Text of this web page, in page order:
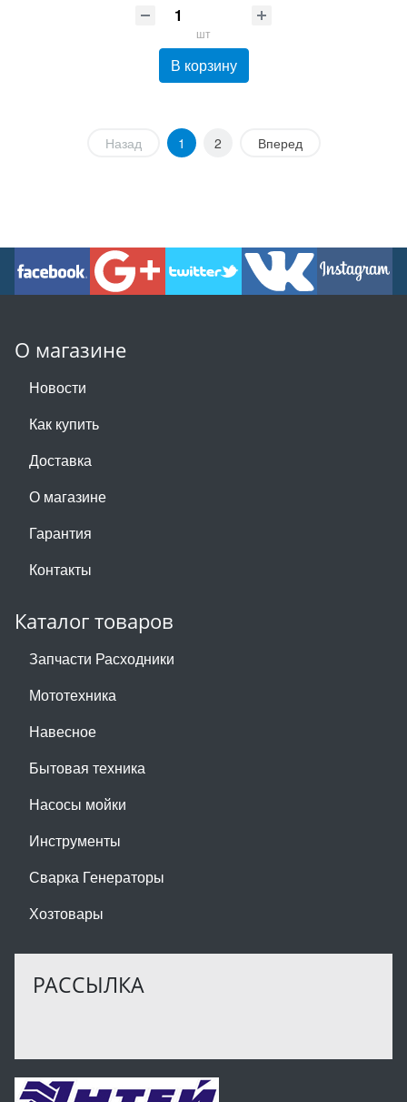
шт
В корзину
Назад 1 2 Вперед
О магазине
Новости
Как купить
Доставка
О магазине
Гарантия
Контакты
Каталог товаров
Запчасти Расходники
Мототехника
Навесное
Бытовая техника
Насосы мойки
Инструменты
Сварка Генераторы
Хозтовары
РАССЫЛКА